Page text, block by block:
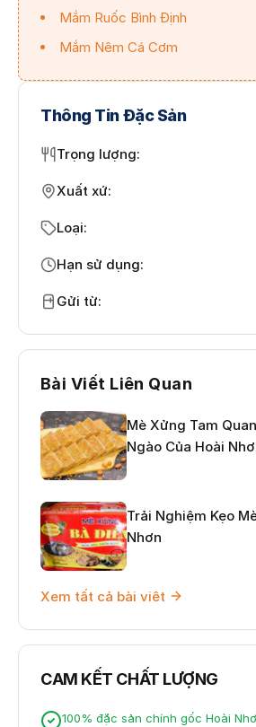
Mắm Ruốc Bình Định
Mắm Nêm Cá Cơm
Thông Tin Đặc Sản
Trọng lượng:
Xuất xứ:
Loại:
Hạn sử dụng:
Gửi từ:
Bài Viết Liên Quan
Mè Xửng Tam
Ngào Của Hoài
Trải Nghiệm Kẹo
Nhơn
Xem tất cả bài viêt
CAM KẾT CHẤT LƯỢNG
100% đặc sản chính gốc Hoài